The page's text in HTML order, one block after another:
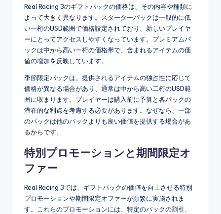
Real Racing 3のギフトパックの価格は、その内容や種類に
よって大きく異なります。スターターパックは一般的に低
い一桁のUSD範囲で価格設定されており、新しいプレイヤ
ーにとってアクセスしやすくなっています。プレミアムパ
ックは中から高い一桁の価格帯で、含まれるアイテムの価
値の増加を反映しています。
季節限定パックは、提供されるアイテムの独占性に応じて
価格が異なる場合があり、通常は中から高い二桁のUSD範
囲に収まります。プレイヤーは購入前に予算と各パックの
潜在的な利点を考慮する必要があります。なぜなら、一部
のパックは他のパックよりも良い価値を提供する場合があ
るからです。
特別プロモーションと期間限定オ
ファー
Real Racing 3では、ギフトパックの価値を向上させる特別
プロモーションや期間限定オファーが頻繁に実施されま
す。これらのプロモーションには、特定のパックの割引、